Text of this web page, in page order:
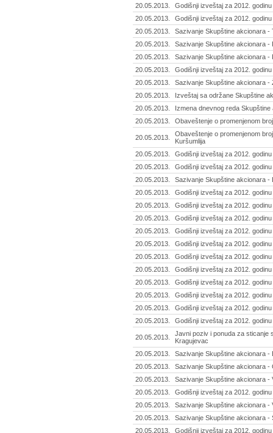
20.05.2013.
Godišnji izveštaj za 2012.
20.05.2013.
Godišnji izveštaj za 2012.
20.05.2013.
Sazivanje Skupštine akcionara -
20.05.2013.
Sazivanje Skupštine akcionara -
20.05.2013.
Sazivanje Skupštine akcionara -
20.05.2013.
Godišnji izveštaj za 2012.
20.05.2013.
Sazivanje Skupštine akcionara -
20.05.2013.
Izveštaj sa održane Skupštine
20.05.2013.
Izmena dnevnog reda
20.05.2013.
Obaveštenje o promenjenom
20.05.2013.
Obaveštenje o promenjenom
Kuršumlija
20.05.2013.
Godišnji izveštaj za 2012.
20.05.2013.
Godišnji izveštaj za 2012.
20.05.2013.
Sazivanje Skupštine akcionara -
20.05.2013.
Godišnji izveštaj za 2012.
20.05.2013.
Godišnji izveštaj za 2012.
20.05.2013.
Godišnji izveštaj za 2012.
20.05.2013.
Godišnji izveštaj za 2012.
20.05.2013.
Godišnji izveštaj za 2012.
20.05.2013.
Godišnji izveštaj za 2012.
20.05.2013.
Godišnji izveštaj za 2012.
20.05.2013.
Godišnji izveštaj za 2012.
20.05.2013.
Godišnji izveštaj za 2012.
20.05.2013.
Godišnji izveštaj za 2012.
20.05.2013.
Godišnji izveštaj za 2012.
20.05.2013.
Javni poziv i ponuda za sticanje
Kragujevac
20.05.2013.
Sazivanje Skupštine akcionara -
20.05.2013.
Sazivanje Skupštine akcionara -
20.05.2013.
Sazivanje Skupštine akcionara -
20.05.2013.
Godišnji izveštaj za 2012.
20.05.2013.
Sazivanje Skupštine akcionara -
20.05.2013.
Sazivanje Skupštine akcionara
20.05.2013.
Godišnji izveštaj za 2012.